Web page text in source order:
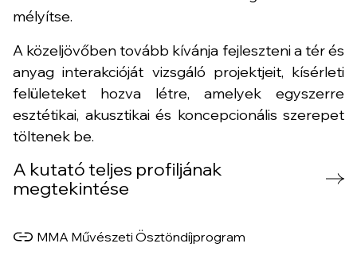
mélyítse.
A közeljövőben tovább kívánja fejleszteni a tér és
anyag interakcióját vizsgáló projektjeit, kísérleti
felületeket hozva létre, amelyek egyszerre
esztétikai, akusztikai és koncepcionális szerepet
töltenek be.
A kutató teljes profiljának
megtekintése
MMA Művészeti Ösztöndíjprogram